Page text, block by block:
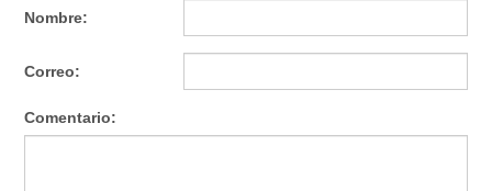
Nombre:
Correo:
Comentario: